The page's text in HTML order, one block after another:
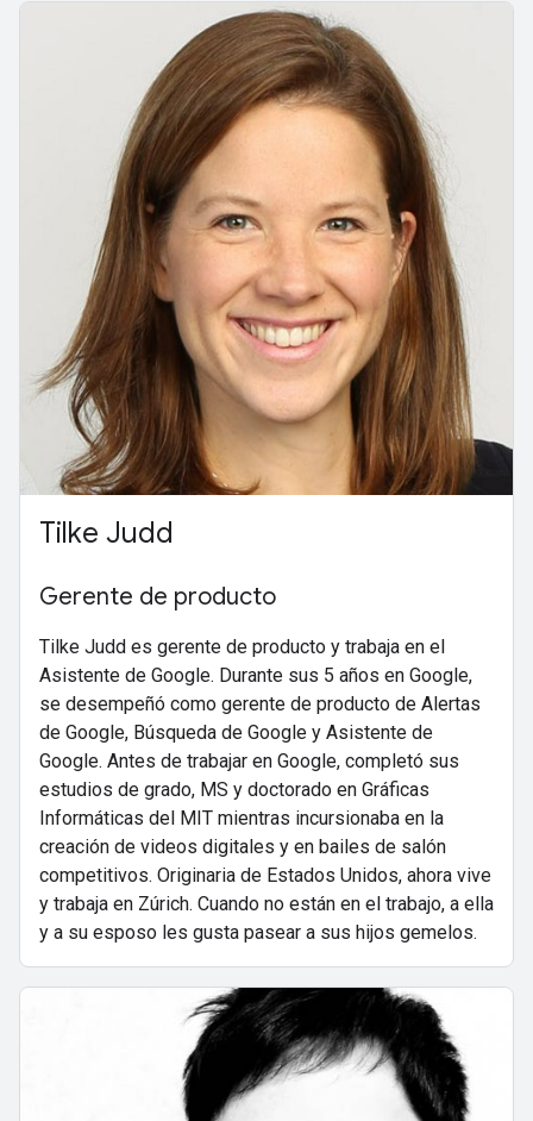
Tilke Judd
Gerente de producto
Tilke Judd es gerente de producto y trabaja en el
Asistente de Google. Durante sus 5 años en Google,
se desempeñó como gerente de producto de Alertas
de Google, Búsqueda de Google y Asistente de
Google. Antes de trabajar en Google, completó sus
estudios de grado, MS y doctorado en Gráficas
Informáticas del MIT mientras incursionaba en la
creación de videos digitales y en bailes de salón
competitivos. Originaria de Estados Unidos, ahora vive
y trabaja en Zúrich. Cuando no están en el trabajo, a ella
y a su esposo les gusta pasear a sus hijos gemelos.